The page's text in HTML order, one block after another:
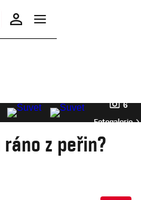
6
Fotogalerie
z peřin?